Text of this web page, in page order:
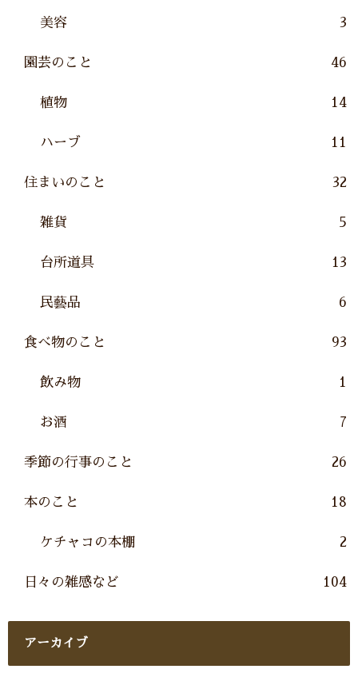
美容 3
園芸のこと 46
植物 14
ハーブ 11
住まいのこと 32
雑貨 5
台所道具 13
民藝品 6
食べ物のこと 93
飲み物 1
お酒 7
季節の行事のこと 26
本のこと 18
ケチャコの本棚 2
日々の雑感など 104
アーカイブ